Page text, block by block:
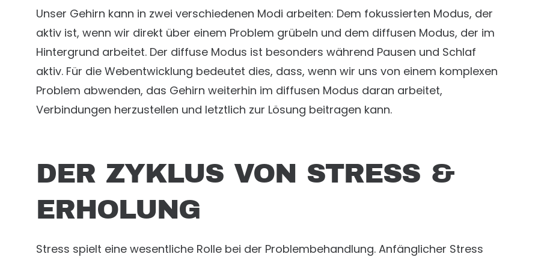
Unser Gehirn kann in zwei verschiedenen Modi arbeiten: Dem fokussierten Modus, der
aktiv ist, wenn wir direkt über einem Problem grübeln und dem diffusen Modus, der im
Hintergrund arbeitet. Der diffuse Modus ist besonders während Pausen und Schlaf
aktiv. Für die Webentwicklung bedeutet dies, dass, wenn wir uns von einem komplexen
Problem abwenden, das Gehirn weiterhin im diffusen Modus daran arbeitet,
Verbindungen herzustellen und letztlich zur Lösung beitragen kann.
DER ZYKLUS VON STRESS &
ERHOLUNG
Stress spielt eine wesentliche Rolle bei der Problembehandlung. Anfänglicher Stress